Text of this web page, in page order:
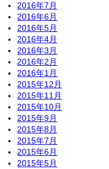
2016年7月
2016年6月
2016年5月
2016年4月
2016年3月
2016年2月
2016年1月
2015年12月
2015年11月
2015年10月
2015年9月
2015年8月
2015年7月
2015年6月
2015年5月